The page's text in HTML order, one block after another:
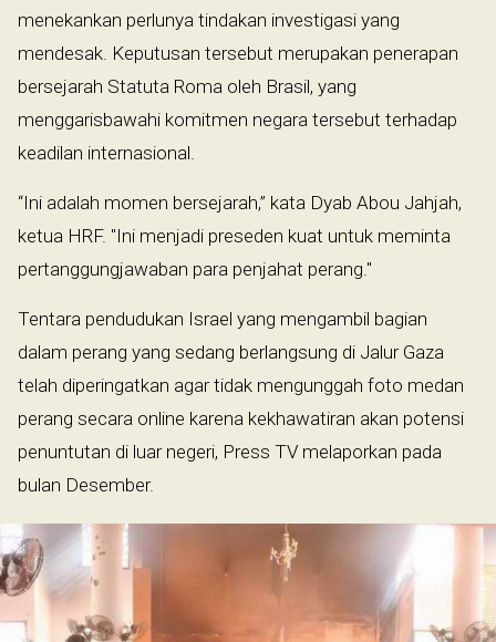
menekankan perlunya tindakan investigasi yang
mendesak. Keputusan tersebut merupakan penerapan
bersejarah Statuta Roma oleh Brasil, yang
menggarisbawahi komitmen negara tersebut terhadap
keadilan internasional.
“Ini adalah momen bersejarah,” kata Dyab Abou Jahjah,
ketua HRF. "Ini menjadi preseden kuat untuk meminta
pertanggungjawaban para penjahat perang."
Tentara pendudukan Israel yang mengambil bagian
dalam perang yang sedang berlangsung di Jalur Gaza
telah diperingatkan agar tidak mengunggah foto medan
perang secara online karena kekhawatiran akan potensi
penuntutan di luar negeri, Press TV melaporkan pada
bulan Desember.